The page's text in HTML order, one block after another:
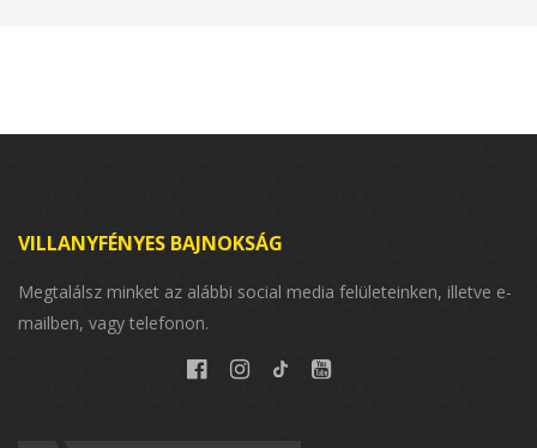
VILLANYFÉNYES BAJNOKSÁG
Megtalálsz minket az alábbi social media felületeinken, illetve e-
mailben, vagy telefonon.